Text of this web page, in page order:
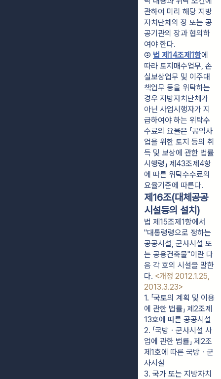
관하여 미리 해당 지방
자치단체의 장 또는 공
공기관의 장과 협의하
여야 한다.
② 법 제14조제1항에
따라 토지매수업무, 손
실보상업무 및 이주대
책업무 등을 위탁하는
경우 지방자치단체가
아닌 사업시행자가 지
급하여야 하는 위탁수
수료의 요율은 「공익사
업을 위한 토지 등의 취
득 및 보상에 관한 법률
시행령」 제43조제4항
에 따른 위탁수수료의
요율기준에 따른다.
제16조(대체공공
시설등의 설치)
법 제15조제1항에서
"대통령령으로 정하는
공공시설, 군사시설 또
는 공용건축물"이란 다
음 각 호의 시설을 말한
다. <개정 2012.1.25,
2013.3.23>
1. 「국토의 계획 및 이용
에 관한 법률」 제2조제
13호에 따른 공공시설
2. 「국방ㆍ군사시설 사
업에 관한 법률」 제2조
제1호에 따른 국방ㆍ군
사시설
3. 국가 또는 지방자치